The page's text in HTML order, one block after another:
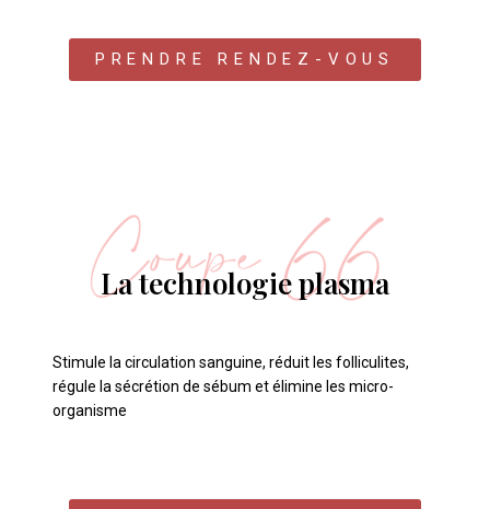
PRENDRE RENDEZ-VOUS
La technologie plasma
Stimule la circulation sanguine, réduit les folliculites,
régule la sécrétion de sébum et élimine les micro-
organisme